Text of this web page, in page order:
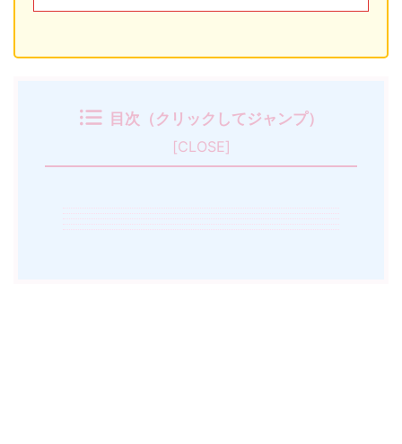
目次（クリックしてジャンプ）
[CLOSE]